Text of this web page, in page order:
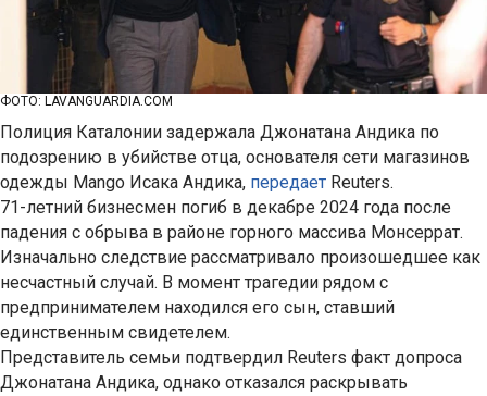
ФОТО: LAVANGUARDIA.COM
Полиция Каталонии задержала Джонатана Андика по
подозрению в убийстве отца, основателя сети магазинов
одежды Mango Исака Андика, передает Reuters.
71-летний бизнесмен погиб в декабре 2024 года после
падения с обрыва в районе горного массива Монсеррат.
Изначально следствие рассматривало произошедшее как
несчастный случай. В момент трагедии рядом с
предпринимателем находился его сын, ставший
единственным свидетелем.
Представитель семьи подтвердил Reuters факт допроса
Джонатана Андика, однако отказался раскрывать